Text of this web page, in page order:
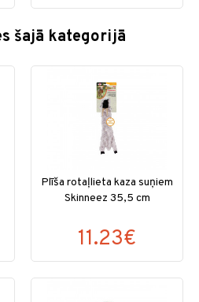
šajā kategorijā
Plīša rotaļlieta kaza suņiem
Skinneez 35,5 cm
11.23€